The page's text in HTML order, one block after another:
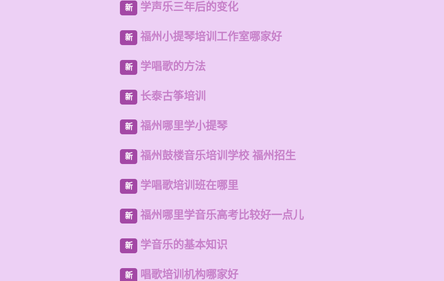
新 学声乐三年后的变化
新 福州小提琴培训工作室哪家好
新 学唱歌的方法
新 长泰古筝培训
新 福州哪里学小提琴
新 福州鼓楼音乐培训学校 福州招生
新 学唱歌培训班在哪里
新 福州哪里学音乐高考比较好一点儿
新 学音乐的基本知识
新 唱歌培训机构哪家好